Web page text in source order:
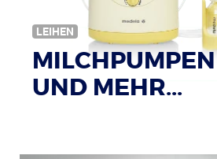
LEIHEN
MILCHPUMPEN
UND MEHR...